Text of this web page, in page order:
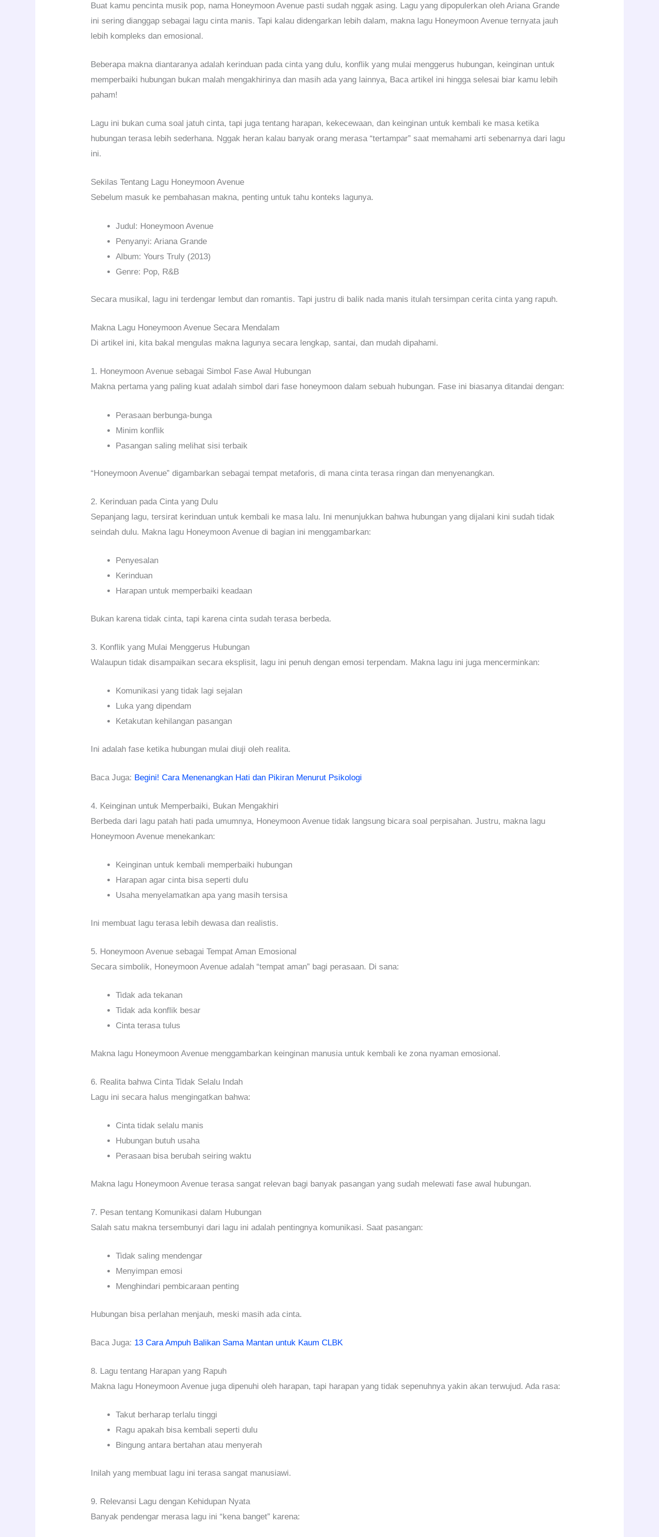
Buat kamu pencinta musik pop, nama Honeymoon Avenue pasti sudah nggak asing. Lagu yang dipopulerkan oleh Ariana Grande
ini sering dianggap sebagai lagu cinta manis. Tapi kalau didengarkan lebih dalam, makna lagu Honeymoon Avenue ternyata jauh
lebih kompleks dan emosional.
Beberapa makna diantaranya adalah kerinduan pada cinta yang dulu, konflik yang mulai menggerus hubungan, keinginan untuk
memperbaiki hubungan bukan malah mengakhirinya dan masih ada yang lainnya, Baca artikel ini hingga selesai biar kamu lebih
paham!
Lagu ini bukan cuma soal jatuh cinta, tapi juga tentang harapan, kekecewaan, dan keinginan untuk kembali ke masa ketika
hubungan terasa lebih sederhana. Nggak heran kalau banyak orang merasa “tertampar” saat memahami arti sebenarnya dari lagu
ini.
Sekilas Tentang Lagu Honeymoon Avenue
Sebelum masuk ke pembahasan makna, penting untuk tahu konteks lagunya.
Judul: Honeymoon Avenue
Penyanyi: Ariana Grande
Album: Yours Truly (2013)
Genre: Pop, R&B
Secara musikal, lagu ini terdengar lembut dan romantis. Tapi justru di balik nada manis itulah tersimpan cerita cinta yang rapuh.
Makna Lagu Honeymoon Avenue Secara Mendalam
Di artikel ini, kita bakal mengulas makna lagunya secara lengkap, santai, dan mudah dipahami.
1. Honeymoon Avenue sebagai Simbol Fase Awal Hubungan
Makna pertama yang paling kuat adalah simbol dari fase honeymoon dalam sebuah hubungan. Fase ini biasanya ditandai dengan:
Perasaan berbunga-bunga
Minim konflik
Pasangan saling melihat sisi terbaik
“Honeymoon Avenue” digambarkan sebagai tempat metaforis, di mana cinta terasa ringan dan menyenangkan.
2. Kerinduan pada Cinta yang Dulu
Sepanjang lagu, tersirat kerinduan untuk kembali ke masa lalu. Ini menunjukkan bahwa hubungan yang dijalani kini sudah tidak
seindah dulu. Makna lagu Honeymoon Avenue di bagian ini menggambarkan:
Penyesalan
Kerinduan
Harapan untuk memperbaiki keadaan
Bukan karena tidak cinta, tapi karena cinta sudah terasa berbeda.
3. Konflik yang Mulai Menggerus Hubungan
Walaupun tidak disampaikan secara eksplisit, lagu ini penuh dengan emosi terpendam. Makna lagu ini juga mencerminkan:
Komunikasi yang tidak lagi sejalan
Luka yang dipendam
Ketakutan kehilangan pasangan
Ini adalah fase ketika hubungan mulai diuji oleh realita.
Baca Juga: Begini! Cara Menenangkan Hati dan Pikiran Menurut Psikologi
4. Keinginan untuk Memperbaiki, Bukan Mengakhiri
Berbeda dari lagu patah hati pada umumnya, Honeymoon Avenue tidak langsung bicara soal perpisahan. Justru, makna lagu
Honeymoon Avenue menekankan:
Keinginan untuk kembali memperbaiki hubungan
Harapan agar cinta bisa seperti dulu
Usaha menyelamatkan apa yang masih tersisa
Ini membuat lagu terasa lebih dewasa dan realistis.
5. Honeymoon Avenue sebagai Tempat Aman Emosional
Secara simbolik, Honeymoon Avenue adalah “tempat aman” bagi perasaan. Di sana:
Tidak ada tekanan
Tidak ada konflik besar
Cinta terasa tulus
Makna lagu Honeymoon Avenue menggambarkan keinginan manusia untuk kembali ke zona nyaman emosional.
6. Realita bahwa Cinta Tidak Selalu Indah
Lagu ini secara halus mengingatkan bahwa:
Cinta tidak selalu manis
Hubungan butuh usaha
Perasaan bisa berubah seiring waktu
Makna lagu Honeymoon Avenue terasa sangat relevan bagi banyak pasangan yang sudah melewati fase awal hubungan.
7. Pesan tentang Komunikasi dalam Hubungan
Salah satu makna tersembunyi dari lagu ini adalah pentingnya komunikasi. Saat pasangan:
Tidak saling mendengar
Menyimpan emosi
Menghindari pembicaraan penting
Hubungan bisa perlahan menjauh, meski masih ada cinta.
Baca Juga: 13 Cara Ampuh Balikan Sama Mantan untuk Kaum CLBK
8. Lagu tentang Harapan yang Rapuh
Makna lagu Honeymoon Avenue juga dipenuhi oleh harapan, tapi harapan yang tidak sepenuhnya yakin akan terwujud. Ada rasa:
Takut berharap terlalu tinggi
Ragu apakah bisa kembali seperti dulu
Bingung antara bertahan atau menyerah
Inilah yang membuat lagu ini terasa sangat manusiawi.
9. Relevansi Lagu dengan Kehidupan Nyata
Banyak pendengar merasa lagu ini “kena banget” karena: